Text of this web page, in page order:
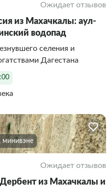
Ожидает отзывов
из Махачкалы: аул-
водопад
селения и
Дагестана
минивэне
Ожидает отзывов
из Махачкалы и